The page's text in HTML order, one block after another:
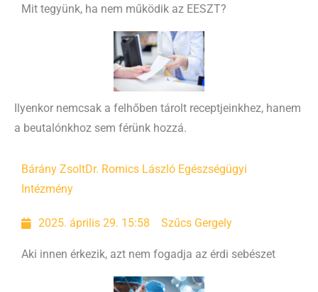
Mit tegyünk, ha nem működik az EESZT?
Ilyenkor nemcsak a felhőben tárolt receptjeinkhez, hanem
a beutalónkhoz sem férünk hozzá.
Bárány ZsoltDr. Romics László Egészségügyi
Intézmény
2025. április 29. 15:58 Szűcs Gergely
Aki innen érkezik, azt nem fogadja az érdi sebészet